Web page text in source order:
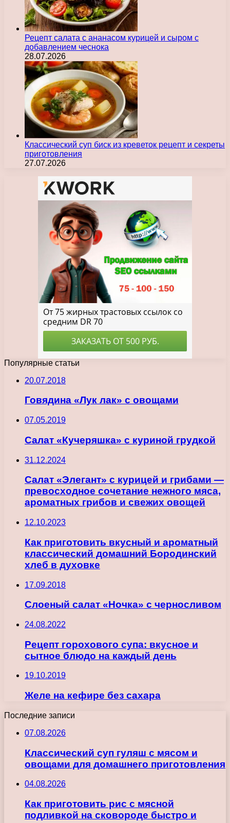
Рецепт салата с ананасом курицей и сыром с
добавлением чеснока
28.07.2026
Классический суп биск из креветок рецепт и секреты
приготовления
27.07.2026
Популярные статьи
20.07.2018
Говядина «Лук лак» с овощами
07.05.2019
Салат «Кучеряшка» с куриной грудкой
31.12.2024
Салат «Элегант» с курицей и грибами —
превосходное сочетание нежного мяса,
ароматных грибов и свежих овощей
12.10.2023
Как приготовить вкусный и ароматный
классический домашний Бородинский
хлеб в духовке
17.09.2018
Слоеный салат «Ночка» с черносливом
24.08.2022
Рецепт горохового супа: вкусное и
сытное блюдо на каждый день
19.10.2019
Желе на кефире без сахара
Последние записи
07.08.2026
Классический суп гуляш с мясом и
овощами для домашнего приготовления
04.08.2026
Как приготовить рис с мясной
подливкой на сковороде быстро и